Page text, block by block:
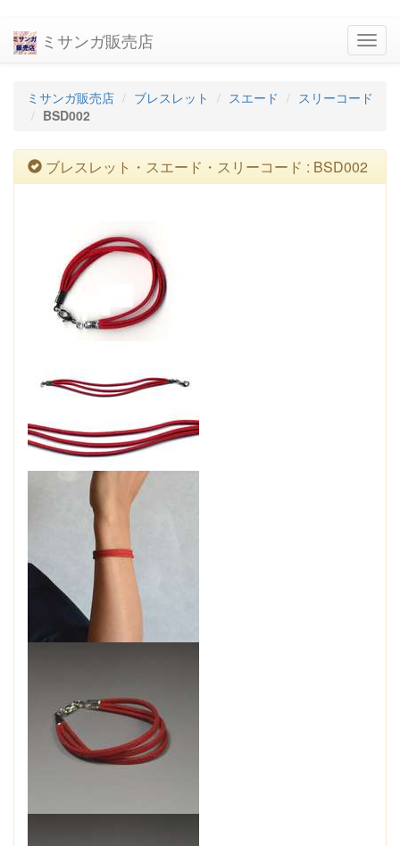
ミサンガ販売店
ミサンガ販売店 ブレスレット スエード
スリーコード
BSD002
ブレスレット・スエード・スリーコード : BSD002